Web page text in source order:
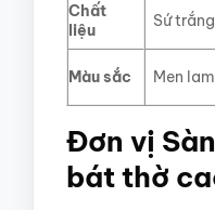
Chất
liệu
Sứ trắng
Màu sắc Men lam
Đơn vị
bát thờ